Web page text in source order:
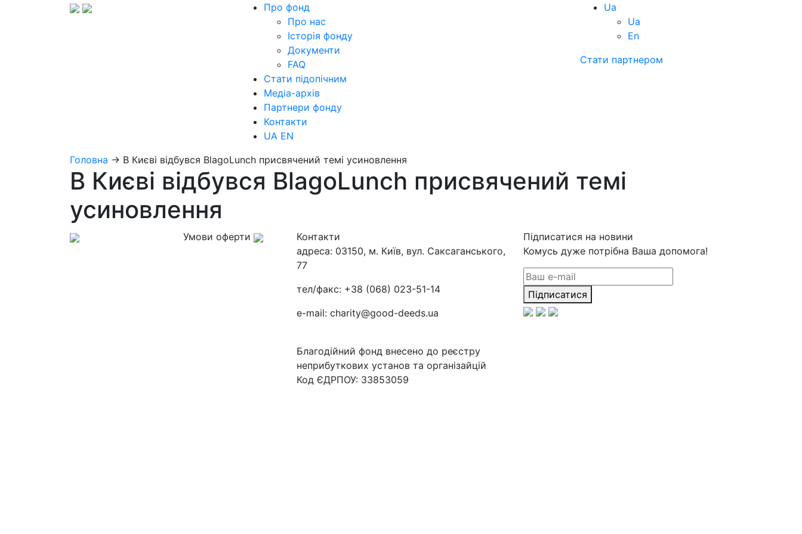
Про фонд
Про нас
Історія фонду
Документи
FAQ
Стати підопічним
Медіа-архів
Партнери фонду
Контакти
UA EN
Ua
Ua
En
Стати партнером
Головна → В Києві відбувся BlagoLunch присвячений темі усиновлення
В Києві відбувся BlagoLunch присвячений темі
усиновлення
Умови оферти
Контакти
адреса: 03150, м. Київ, вул. Саксаганського,
77
тел/факс: +38 (068) 023-51-14
e-mail: charity@good-deeds.ua
Благодійний фонд внесено до реєстру
неприбуткових установ та організайцій
Код ЄДРПОУ: 33853059
Підписатися на новини
Комусь дуже потрібна Ваша допомога!
Підписатися